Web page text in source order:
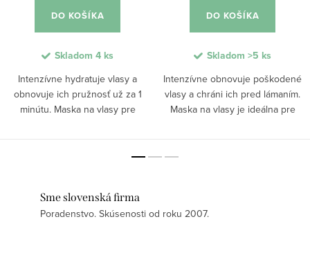
DO KOŠÍKA
Skladom 4 ks
Intenzívne hydratuje vlasy a
obnovuje ich pružnosť už za 1
minútu. Maska na vlasy pre
DO KOŠÍKA
Skladom >5 ks
Intenzívne obnovuje poškodené
vlasy a chráni ich pred lámaním.
Maska na vlasy je ideálna pre
Sme slovenská firma
Poradenstvo. Skúsenosti od roku 2007.